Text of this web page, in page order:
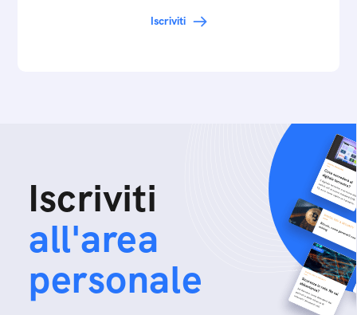
Iscriviti
Iscriviti
all'area
personale